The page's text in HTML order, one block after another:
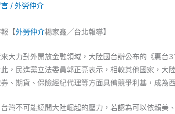
/ 外勞仲介
【外勞仲介楊家鑫╱台北報導】
大力對外開放金融領域，大陸國台辦公布的《惠台
，民進黨立法委員郭正亮表示，相較其他國家，大
、期貨、保險經紀代理等方面具備競爭利基，成為
灣不可能繞開大陸崛起的壓力，若認為可以依賴美